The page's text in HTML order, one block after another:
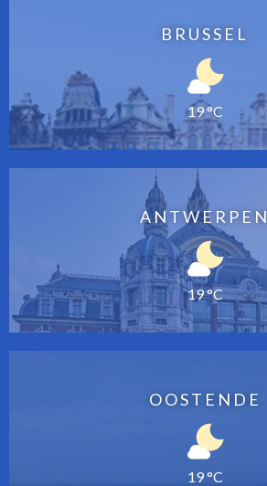
BRUSSEL
19 °C
ANTWERPEN
19 °C
OOSTENDE
19 °C